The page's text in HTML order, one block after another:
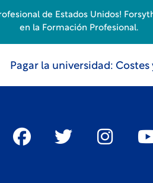
Pagar la universidad: Costes
de Estados Unidos!
en la Formación Profesional.